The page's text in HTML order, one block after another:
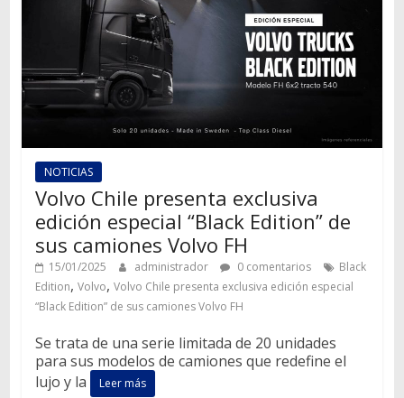
NOTICIAS
Volvo Chile presenta exclusiva
edición especial “Black Edition” de
sus camiones Volvo FH
15/01/2025 administrador 0 comentarios
Black
Edition, Volvo, Volvo Chile presenta exclusiva edición especial
“Black Edition” de sus camiones Volvo FH
Se trata de una serie limitada de 20 unidades
para sus modelos de camiones que redefine el
lujo y la
Leer más